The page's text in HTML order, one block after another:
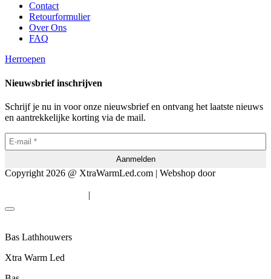
Contact
Retourformulier
Over Ons
FAQ
Herroepen
Nieuwsbrief inschrijven
Schrijf je nu in voor onze nieuwsbrief en ontvang het laatste nieuws
en aantrekkelijke korting via de mail.
Copyright 2026 @ XtraWarmLed.com | Webshop door
|
Bas Lathhouwers
Xtra Warm Led